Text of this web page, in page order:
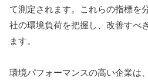
て測定されます。これらの指標を
社の環境負荷を把握し、改善すべ
ます。
環境パフォーマンスの高い企業は